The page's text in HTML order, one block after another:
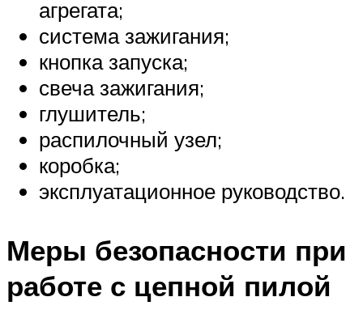
агрегата;
система зажигания;
кнопка запуска;
свеча зажигания;
глушитель;
распилочный узел;
коробка;
эксплуатационное руководство.
Меры безопасности при
работе с цепной пилой